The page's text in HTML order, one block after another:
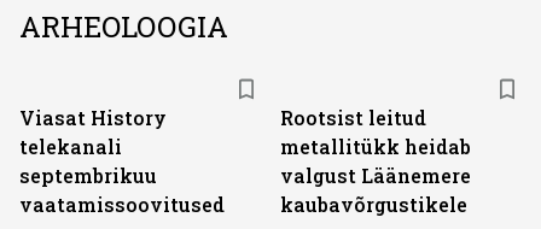
ARHEOLOOGIA
Viasat History
telekanali
septembrikuu
vaatamissoovitused
Rootsist leitud
metallitükk heidab
valgust Läänemere
kaubavõrgustikele